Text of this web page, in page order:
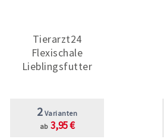
Tierarzt24
Flexischale
Lieblingsfutter
2 Varianten
ab 3,95 €